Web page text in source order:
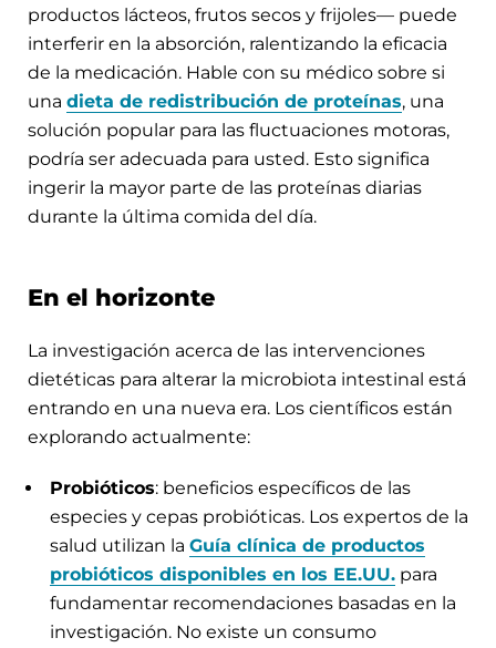
productos lácteos, frutos secos y frijoles— puede
interferir en la absorción, ralentizando la eficacia
de la medicación. Hable con su médico sobre si
una dieta de redistribución de proteínas, una
solución popular para las fluctuaciones motoras,
podría ser adecuada para usted. Esto significa
ingerir la mayor parte de las proteínas diarias
durante la última comida del día.
En el horizonte
La investigación acerca de las intervenciones
dietéticas para alterar la microbiota intestinal está
entrando en una nueva era. Los científicos están
explorando actualmente:
Probióticos: beneficios específicos de las
especies y cepas probióticas. Los expertos de la
salud utilizan la Guía clínica de productos
probióticos disponibles en los EE.UU. para
fundamentar recomendaciones basadas en la
investigación. No existe un consumo